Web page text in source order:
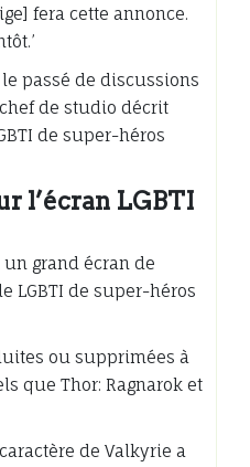
fera cette annonce.
passé de discussions
de studio décrit
de super-héros
l’écran LGBTI
un grand écran de
LGBTI de super-héros
ou supprimées à
que Thor: Ragnarok et
de Valkyrie a